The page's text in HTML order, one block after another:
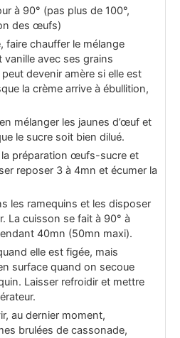
à 90° (pas plus de 100°,
des œufs)
faire chauffer le mélange
vanille avec ses grains
devenir amère si elle est
la crème arrive à ébullition,
mélanger les jaunes d’œuf et
le sucre soit bien dilué.
la préparation œufs-sucre et
reposer 3 à 4mn et écumer la
les ramequins et les disposer
La cuisson se fait à 90° à
40mn (50mn maxi).
elle est figée, mais
surface quand on secoue
Laisser refroidir et mettre
au dernier moment,
brulées de cassonade,